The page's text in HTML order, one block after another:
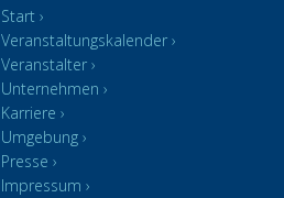
Start
Veranstaltungskalender
Veranstalter
Unternehmen
Karriere
Umgebung
Presse
Impressum